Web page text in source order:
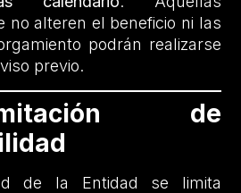
no alteren el beneficio ni las
podrán realizarse
previo.
de
de la Entidad se limita